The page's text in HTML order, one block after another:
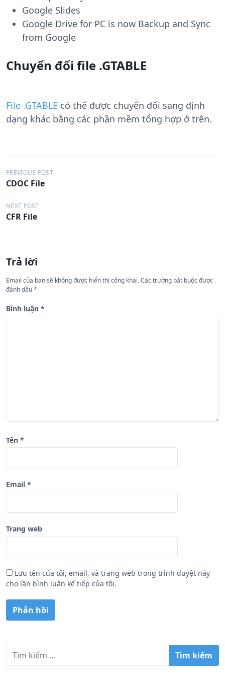
Google Slides
Google Drive for PC is now Backup and Sync
from Google
Chuyển đổi file .GTABLE
File .GTABLE có thể được chuyển đổi sang định
dạng khác bằng các phần mềm tổng hợp ở trên.
Đ
i
ề
u
h
ớ
n
g
b
PREVIOUS POST
CDOC File
NEXT POST
CFR File
Trả lời
Email của bạn sẽ không được hiển thị công khai.Các trường bắt buộc được
đánh dấu*
Bình luận *
Tên *
Email *
Trang web
Lưu tên của tôi, email, và trang web trong trình duyệt này
cho lần bình luận kế tiếp của tôi.